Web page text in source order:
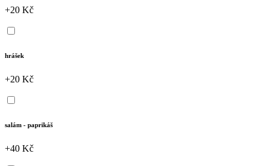
+20 Kč
hrášek
+20 Kč
salám - paprikáš
+40 Kč